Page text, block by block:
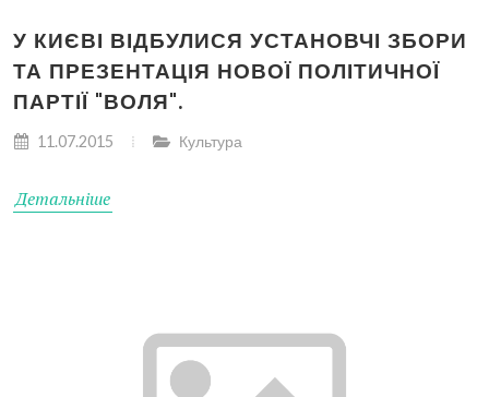
У КИЄВІ ВІДБУЛИСЯ УСТАНОВЧІ ЗБОРИ
ТА ПРЕЗЕНТАЦІЯ НОВОЇ ПОЛІТИЧНОЇ
ПАРТІЇ "ВОЛЯ".
11.07.2015 Культура
Детальніше